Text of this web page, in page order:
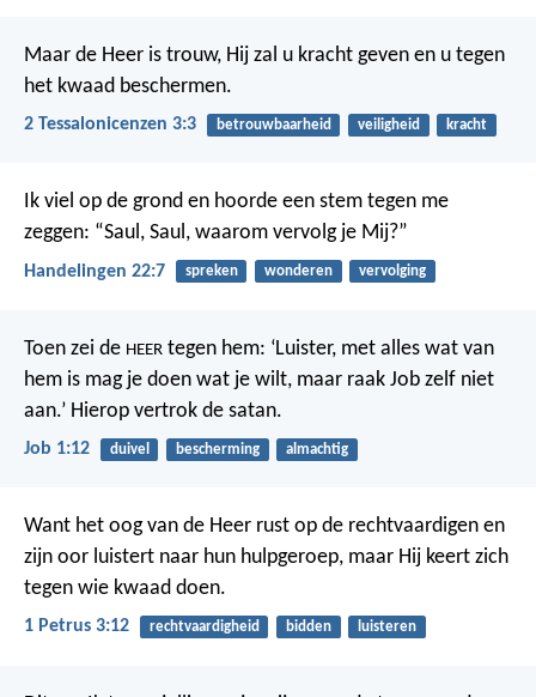
Maar de Heer is trouw, Hij zal u kracht geven en u tegen
het kwaad beschermen.
2 Tessalonicenzen 3:3 betrouwbaarheid veiligheid kracht
Ik viel op de grond en hoorde een stem tegen me
zeggen: “Saul, Saul, waarom vervolg je Mij?”
Handelingen 22:7 spreken wonderen vervolging
Toen zei de HEER tegen hem: ‘Luister, met alles wat van
hem is mag je doen wat je wilt, maar raak Job zelf niet
aan.’ Hierop vertrok de satan.
Job 1:12 duivel bescherming almachtig
Want het oog van de Heer rust op de rechtvaardigen en
zijn oor luistert naar hun hulpgeroep, maar Hij keert zich
tegen wie kwaad doen.
1 Petrus 3:12 rechtvaardigheid bidden luisteren